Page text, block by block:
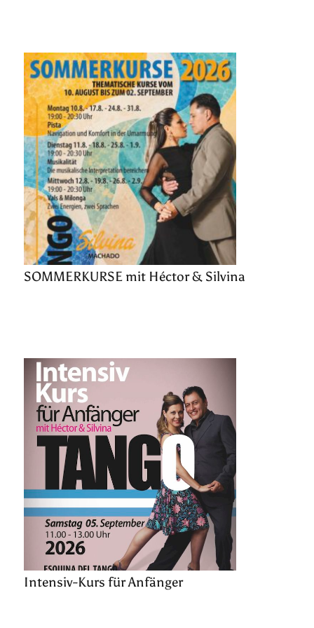
SOMMERKURSE mit Héctor & Silvina
Intensiv-Kurs für Anfänger